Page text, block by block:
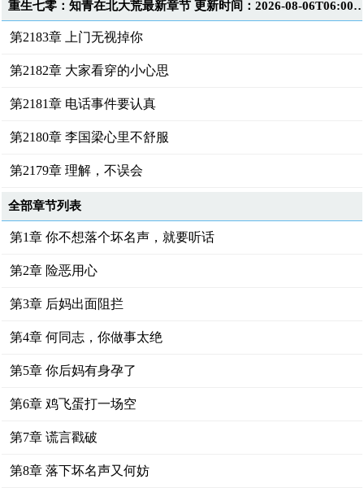
重生七零：知青在北大荒最新章节 更新时间：
第2183章 上门无视掉你
第2182章 大家看穿的小心思
第2181章 电话事件要认真
第2180章 李国梁心里不舒服
第2179章 理解，不误会
全部章节列表
第1章 你不想落个坏名声，就要听话
第2章 险恶用心
第3章 后妈出面阻拦
第4章 何同志，你做事太绝
第5章 你后妈有身孕了
第6章 鸡飞蛋打一场空
第7章 谎言戳破
第8章 落下坏名声又何妨